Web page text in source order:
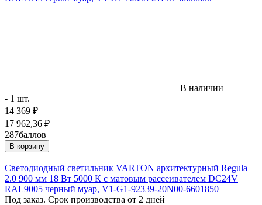
В наличии
- 1 шт.
14 369 ₽
17 962,36 ₽
287баллов
В корзину
Светодиодный светильник VARTON архитектурный Regula
2.0 900 мм 18 Вт 5000 К с матовым рассеивателем DC24V
RAL9005 черный муар, V1-G1-92339-20N00-6601850
Под заказ. Срок производства от 2 дней